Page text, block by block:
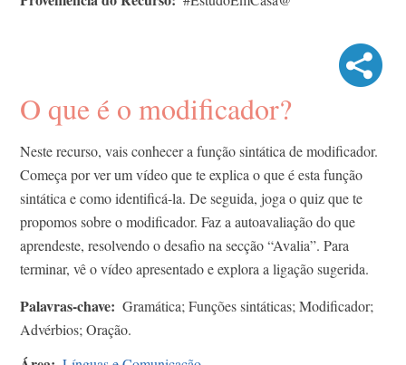
O que é o modificador?
Neste recurso, vais conhecer a função sintática de modificador.
Começa por ver um vídeo que te explica o que é esta função
sintática e como identificá-la. De seguida, joga o quiz que te
propomos sobre o modificador. Faz a autoavaliação do que
aprendeste, resolvendo o desafio na secção “Avalia”. Para
terminar, vê o vídeo apresentado e explora a ligação sugerida.
Palavras-chave
Gramática; Funções sintáticas; Modificador;
Advérbios; Oração.